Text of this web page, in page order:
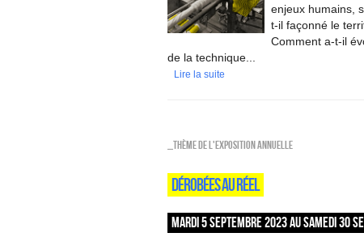
enjeux humains,
t-il façonné le
Comment a-t-il
de la technique...
Lire la suite
_Thème de l'exposition annuelle
DÉROBÉES AU RÉEL
MARDI 5 SEPTEMBRE 2023 AU SAMEDI 30